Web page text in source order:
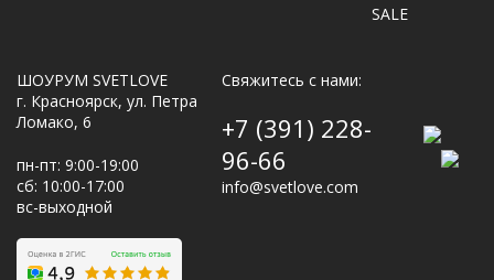
SALE
ШОУРУМ SVETLOVE
г. Красноярск, ул. Петра
Ломако, 6
пн-пт: 9:00-19:00
сб: 10:00-17:00
вс-выходной
Свяжитесь с нами:
+7 (391) 228-
96-66
info@svetlove.com